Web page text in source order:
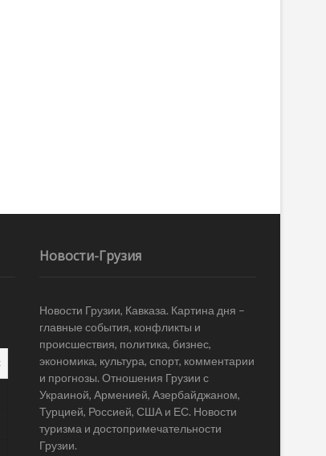
Новости-Грузия
Новости Грузии, Кавказа. Картина дня –
главные события, конфликты и
происшествия, политика, бизнес,
экономика, культура, спорт, комментарии
и прогнозы. Отношения Грузии с
Украиной, Арменией, Азербайджаном,
Турцией, Россией, США и ЕС. Новости
туризма и достопримечательности
Грузии.